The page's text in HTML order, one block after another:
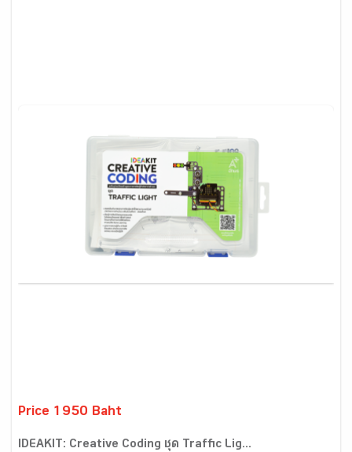
Price 1950 Baht
IDEAKIT: Creative Coding ชุด Traffic Lig...